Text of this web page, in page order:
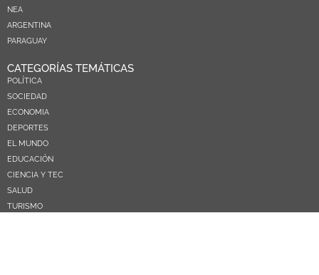
NEA
ARGENTINA
PARAGUAY
CATEGORÍAS TEMÁTICAS
POLÍTICA
SOCIEDAD
ECONOMIA
DEPORTES
EL MUNDO
EDUCACIÓN
CIENCIA Y TEC
SALUD
TURISMO